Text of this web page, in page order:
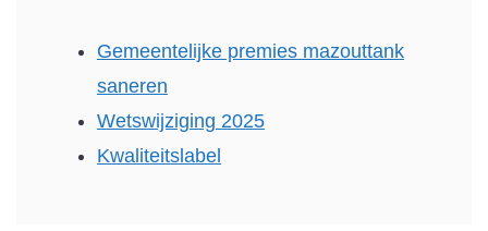
Gemeentelijke premies mazouttank
saneren
Wetswijziging 2025
Kwaliteitslabel